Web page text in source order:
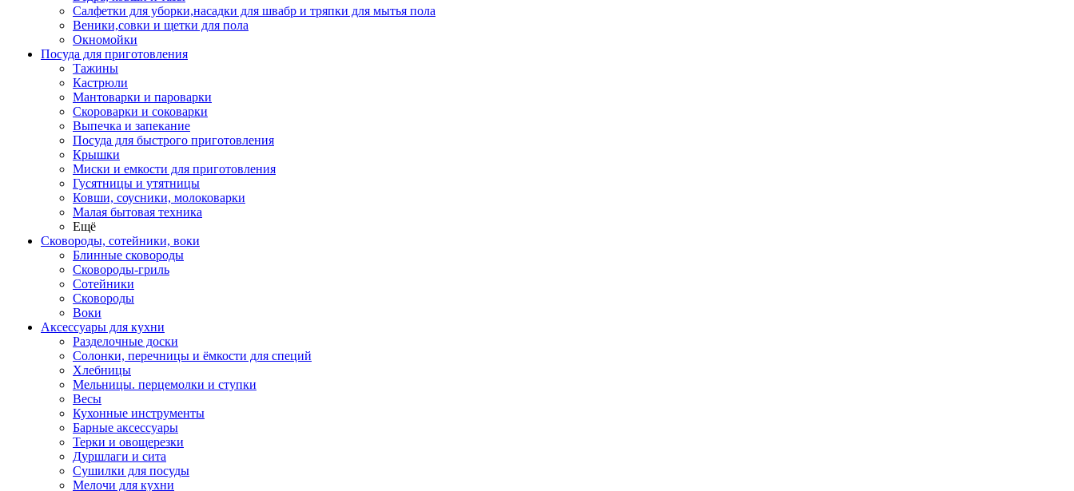
Салфетки для уборки,насадки для швабр и тряпки для мытья пола
Веники,совки и щетки для пола
Окномойки
Посуда для приготовления
Тажины
Кастрюли
Мантоварки и пароварки
Скороварки и соковарки
Выпечка и запекание
Посуда для быстрого приготовления
Крышки
Миски и емкости для приготовления
Гусятницы и утятницы
Ковши, соусники, молоковарки
Малая бытовая техника
Ещё
Сковороды, сотейники, воки
Блинные сковороды
Сковороды-гриль
Сотейники
Сковороды
Воки
Аксессуары для кухни
Разделочные доски
Солонки, перечницы и ёмкости для специй
Хлебницы
Мельницы. перцемолки и ступки
Весы
Кухонные инструменты
Барные аксессуары
Терки и овощерезки
Дуршлаги и сита
Сушилки для посуды
Мелочи для кухни